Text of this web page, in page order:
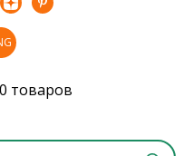
0 товаров